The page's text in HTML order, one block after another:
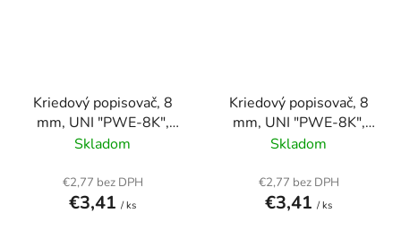
Kriedový popisovač, 8
mm, UNI "PWE-8K",
fluor červený
Skladom
€2,77 bez DPH
€3,41 / ks
Kriedový popisovač, 8
mm, UNI "PWE-8K",
fluor oranžový
Skladom
€2,77 bez DPH
€3,41 / ks